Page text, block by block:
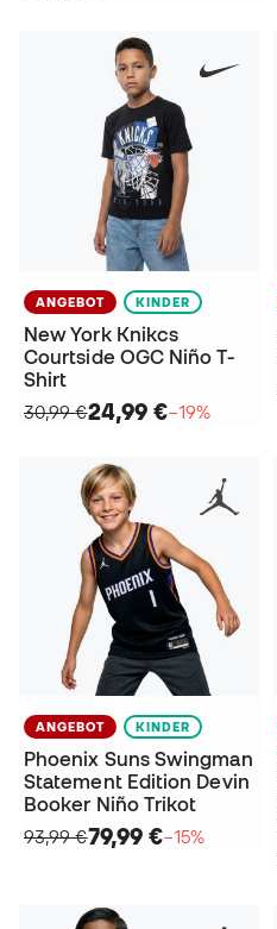
ANGEBOT KINDER
New York Knikcs
Courtside OGC Niño T-
Shirt
30,99 €24,99 €−19%
ANGEBOT KINDER
Phoenix Suns Swingman
Statement Edition Devin
Booker Niño Trikot
93,99 €79,99 €−15%